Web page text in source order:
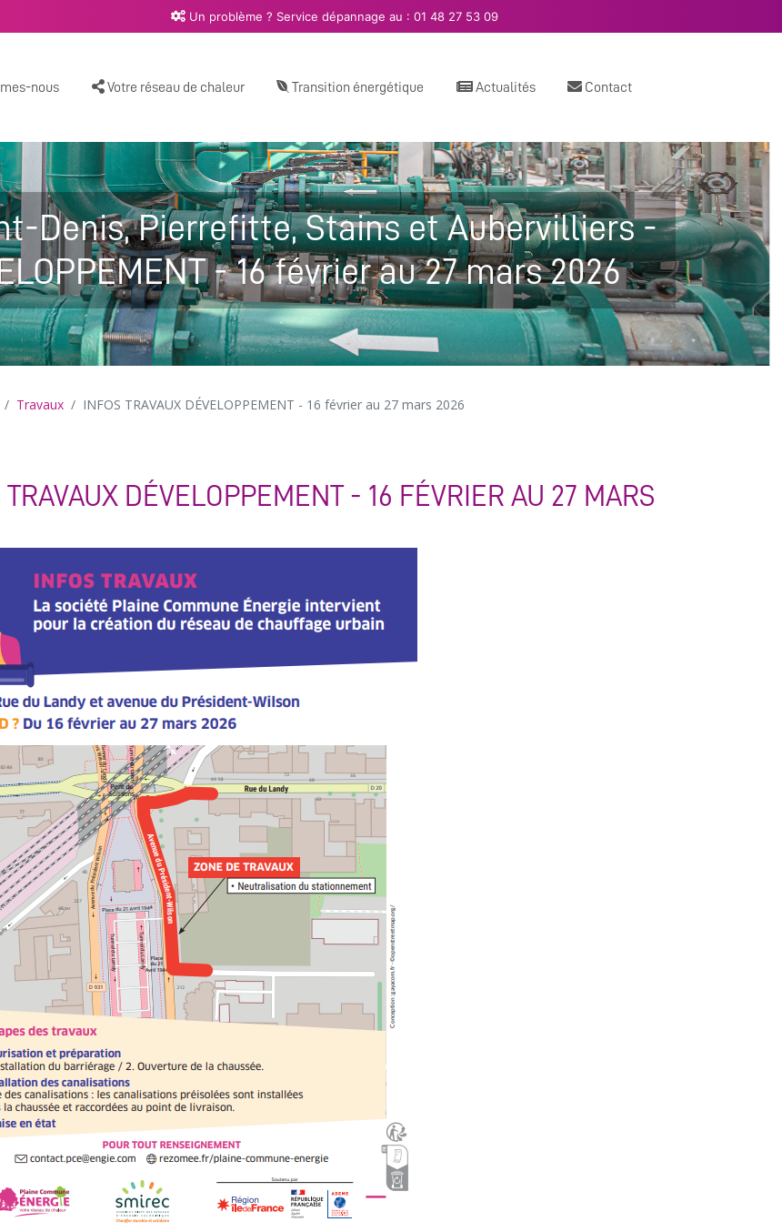
Un problème ? Service dépannage au : 01 48 27 53 09
nous Votre réseau de chaleur Transition énergétique Actualités Contact
Denis, Pierrefitte, Stains et Aubervilliers -
- 16 février au 27 mars 2026
Travaux INFOS TRAVAUX DÉVELOPPEMENT - 16 février au 27 mars 2026
TRAVAUX DÉVELOPPEMENT - 16 FÉVRIER AU 27 MARS